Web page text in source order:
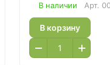
В наличии Арт.
В корзину